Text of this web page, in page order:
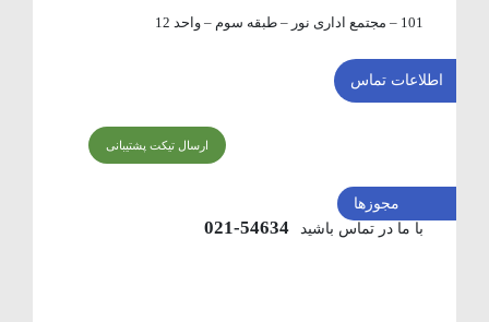
101 – مجتمع اداری نور – طبقه سوم – واحد 12
اطلاعات تماس
ارسال تیکت پشتیبانی
با ما در تماس باشید 54634-021
مجوزها